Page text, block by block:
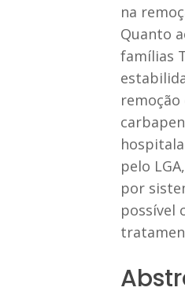
na
Quanto
famílias
pelo
por
possível